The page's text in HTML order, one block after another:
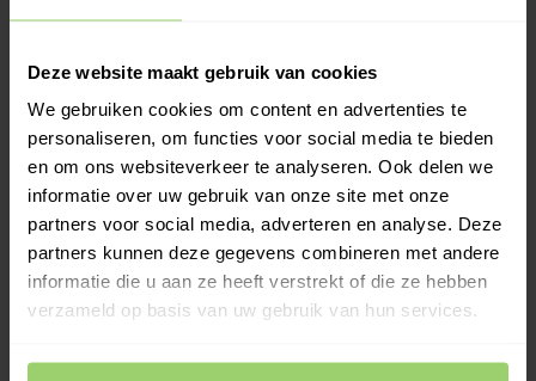
Deze website maakt gebruik van cookies
We gebruiken cookies om content en advertenties te
personaliseren, om functies voor social media te bieden
en om ons websiteverkeer te analyseren. Ook delen we
informatie over uw gebruik van onze site met onze
partners voor social media, adverteren en analyse. Deze
partners kunnen deze gegevens combineren met andere
informatie die u aan ze heeft verstrekt of die ze hebben
verzameld op basis van uw gebruik van hun services.
- + In Winkelwagen
Het Y-stuk heeft twee aansluitingen onder een hoek van 45
graden, beiden voorzien van een mof. De onderzijde is
verjongd
Meer informatie >
Kies zelf je leverdatum bij het afrekenen!
Gratis verzenden vanaf €200,- excl. btw